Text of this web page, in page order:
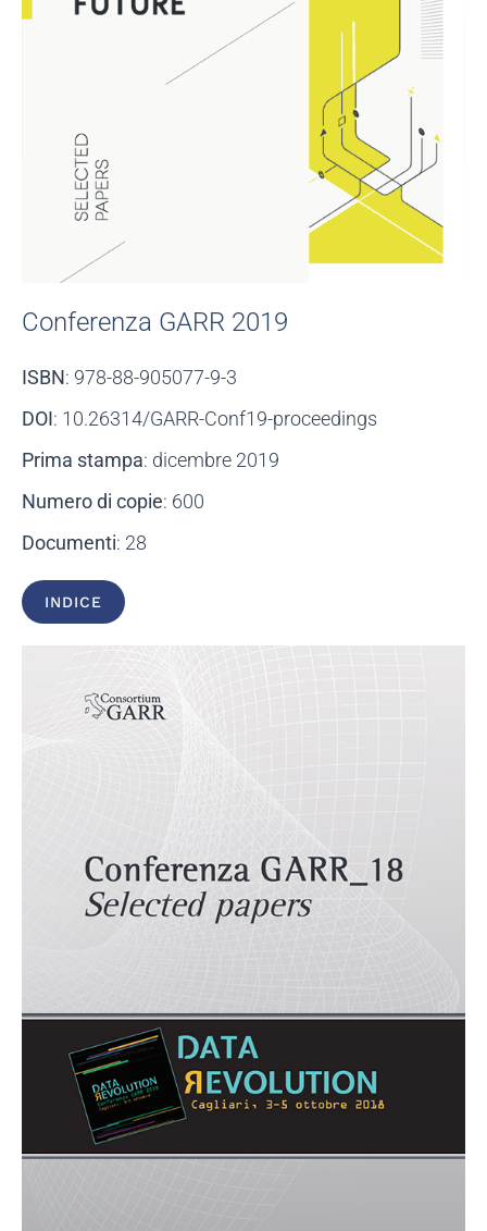
Conferenza GARR 2019
ISBN: 978-88-905077-9-3
DOI: 10.26314/GARR-Conf19-proceedings
Prima stampa: dicembre 2019
Numero di copie: 600
Documenti: 28
INDICE